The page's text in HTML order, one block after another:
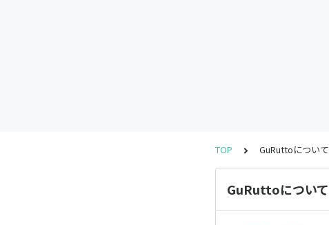
TOP GuRuttoについて
GuRuttoについて